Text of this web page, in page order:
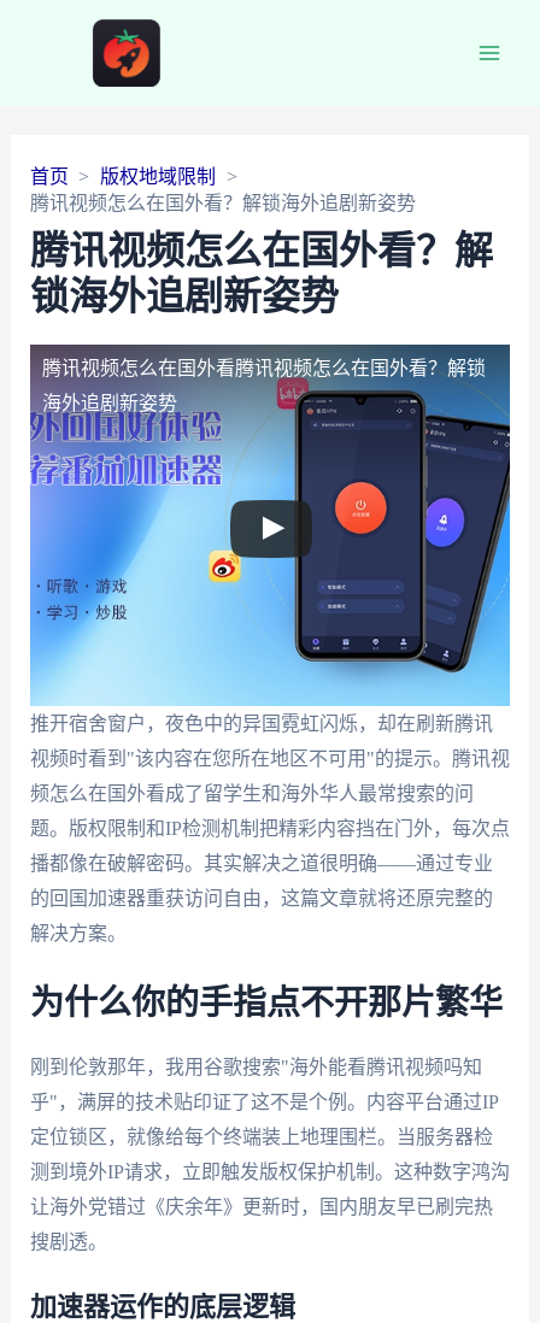
首页
版权地域限制
腾讯视频怎么在国外看？解锁海外追剧新姿势
腾讯视频怎么在国外看？解
锁海外追剧新姿势
腾讯视频怎么在国外看腾讯视频怎么在国外看？解锁
海外追剧新姿势
推开宿舍窗户，夜色中的异国霓虹闪烁，却在刷新腾讯
视频时看到"该内容在您所在地区不可用"的提示。腾讯视
频怎么在国外看成了留学生和海外华人最常搜索的问
题。版权限制和IP检测机制把精彩内容挡在门外，每次点
播都像在破解密码。其实解决之道很明确——通过专业
的回国加速器重获访问自由，这篇文章就将还原完整的
解决方案。
为什么你的手指点不开那片繁华
刚到伦敦那年，我用谷歌搜索"海外能看腾讯视频吗知
乎"，满屏的技术贴印证了这不是个例。内容平台通过IP
定位锁区，就像给每个终端装上地理围栏。当服务器检
测到境外IP请求，立即触发版权保护机制。这种数字鸿沟
让海外党错过《庆余年》更新时，国内朋友早已刷完热
搜剧透。
加速器运作的底层逻辑